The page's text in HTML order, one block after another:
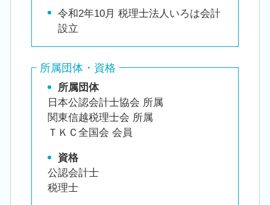
令和2年10月 税理士法人いろは会計
設立
所属団体・資格
所属団体
日本公認会計士協会 所属
関東信越税理士会 所属
ＴＫＣ全国会 会員
資格
公認会計士
税理士